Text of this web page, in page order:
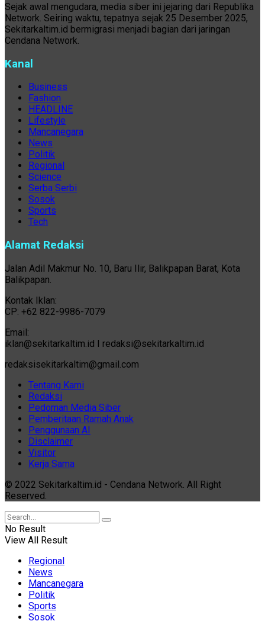
Sejak awal mengudara, media siber ini jejaring dari Republika
Network. Seiring waktu, tepatnya sejak 25 Desember 2025,
Sekitarkaltim.id bermigrasi menjadi bagian dari jaringan
Cendana Network.
Kanal
Business
Fashion
HEADLINE
Lifestyle
Mancanegara
News
Politik
Regional
Science
Serba Serbi
Sosok
Sports
Tech
Alamat Redaksi
Jalan Adil Makmur No. 10, Baru Ilir, Balikpapan Barat, Kota
Balikpapan.
Kontak Iklan:
CP: +62 822-9986-7079
Email:
iklan@sekitarkaltim.id I redaksi@sekitarkaltim.id
redaksisekitarkaltim@gmail.com
Tentang Kami
Redaksi
Pedoman Media Siber
Pemberitaan Ramah Anak
Penggunaan AI
Disclaimer
Visitor
Kerja Sama
© 2022 Sekitarkaltim.id - Cendana Network. All Right
Reserved.
No Result
View All Result
Regional
News
Mancanegara
Politik
Sports
Sosok